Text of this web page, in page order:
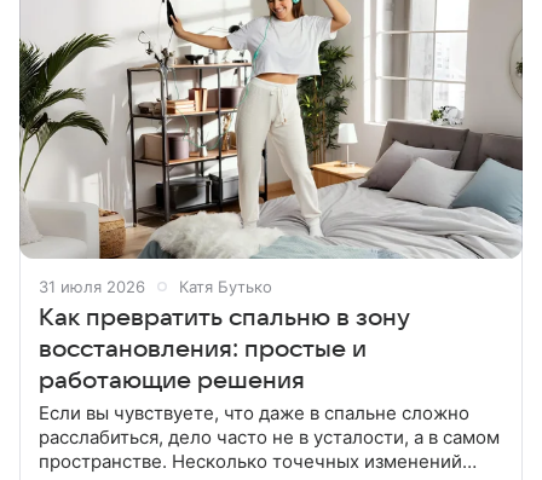
31 июля 2026 Катя Бутько
Как превратить спальню в зону
восстановления: простые и
работающие решения
Если вы чувствуете, что даже в спальне сложно
расслабиться, дело часто не в усталости, а в самом
пространстве. Несколько точечных изменений